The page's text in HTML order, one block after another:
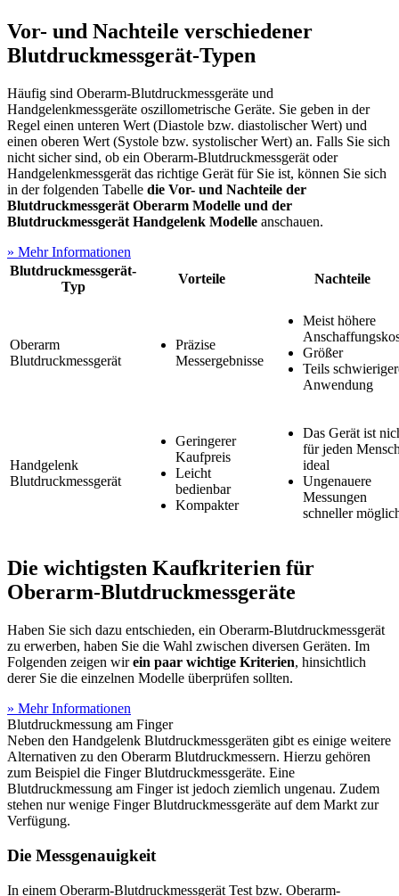
Vor- und Nachteile verschiedener
Blutdruckmessgerät-Typen
Häufig sind Oberarm-Blutdruckmessgeräte und
Handgelenkmessgeräte oszillometrische Geräte. Sie geben in der
Regel einen unteren Wert (Diastole bzw. diastolischer Wert) und
einen oberen Wert (Systole bzw. systolischer Wert) an. Falls Sie sich
nicht sicher sind, ob ein Oberarm-Blutdruckmessgerät oder
Handgelenkmessgerät das richtige Gerät für Sie ist, können Sie sich
in der folgenden Tabelle die Vor- und Nachteile der
Blutdruckmessgerät Oberarm Modelle und der
Blutdruckmessgerät Handgelenk Modelle anschauen.
» Mehr Informationen
Blutdruckmessgerät-
Typ
Vorteile Nachteile
Oberarm
Blutdruckmessgerät
Präzise
Messergebnisse
Meist höhere
Größer
Teils
Anwendung
Handgelenk
Blutdruckmessgerät
Geringerer
Kaufpreis
Leicht
bedienbar
Kompakter
Das Gerät ist
für jeden
ideal
Ungenauere
Messungen
schneller
Die wichtigsten Kaufkriterien für
Oberarm-Blutdruckmessgeräte
Haben Sie sich dazu entschieden, ein Oberarm-Blutdruckmessgerät
zu erwerben, haben Sie die Wahl zwischen diversen Geräten. Im
Folgenden zeigen wirein paar wichtige Kriterien, hinsichtlich
derer Sie die einzelnen Modelle überprüfen sollten.
» Mehr Informationen
Blutdruckmessung am Finger
Neben den Handgelenk Blutdruckmessgeräten gibt es einige weitere
Alternativen zu den Oberarm Blutdruckmessern. Hierzu gehören
zum Beispiel die Finger Blutdruckmessgeräte. Eine
Blutdruckmessung am Finger ist jedoch ziemlich ungenau. Zudem
stehen nur wenige Finger Blutdruckmessgeräte auf dem Markt zur
Verfügung.
Die Messgenauigkeit
In einem Oberarm-Blutdruckmessgerät Test bzw. Oberarm-